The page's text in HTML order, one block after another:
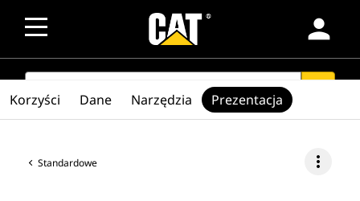
person
SEARCH
Standardowe more_vert
Korzyści Dane Narzędzia Prezentacja